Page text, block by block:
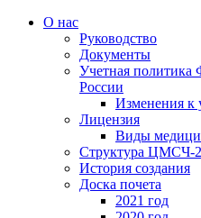
О нас
Руководство
Документы
Учетная
России
Изменения к
Лицензия
Виды
Структура ЦМСЧ-
История создания
Доска почета
2021 год